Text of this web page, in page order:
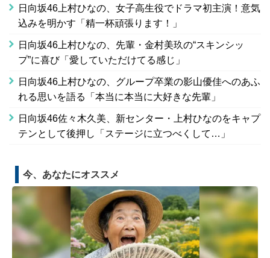
日向坂46上村ひなの、女子高生役でドラマ初主演！意気
込みを明かす「精一杯頑張ります！」
日向坂46上村ひなの、先輩・金村美玖の“スキンシッ
プ”に喜び「愛していただけてる感じ」
日向坂46上村ひなの、グループ卒業の影山優佳へのあふ
れる思いを語る「本当に本当に大好きな先輩」
日向坂46佐々木久美、新センター・上村ひなのをキャプ
テンとして後押し「ステージに立つべくして…」
今、あなたにオススメ